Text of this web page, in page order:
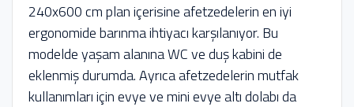
240x600 cm plan içerisine afetzedelerin en iyi
ergonomide barınma ihtiyacı karşılanıyor. Bu
modelde yaşam alanına WC ve duş kabini de
eklenmiş durumda. Ayrıca afetzedelerin mutfak
kullanımları için evye ve mini evye altı dolabı da